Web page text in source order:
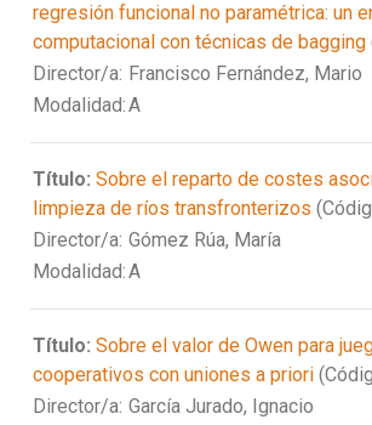
regresión funcional no paramétrica: un
computacional con técnicas de bagging
Director/a: Francisco Fernández, Mario
Modalidad:A
Título: Sobre el reparto de costes
limpieza de ríos transfronterizos
Director/a: Gómez Rúa, María
Modalidad:A
Título: Sobre el valor de Owen para
cooperativos con uniones a priori
Director/a: García Jurado, Ignacio